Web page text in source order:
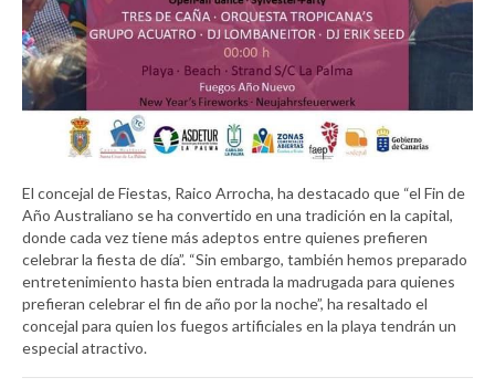
El concejal de Fiestas, Raico Arrocha, ha destacado que “el Fin de
Año Australiano se ha convertido en una tradición en la capital,
donde cada vez tiene más adeptos entre quienes prefieren
celebrar la fiesta de día”. “Sin embargo, también hemos preparado
entretenimiento hasta bien entrada la madrugada para quienes
prefieran celebrar el fin de año por la noche”, ha resaltado el
concejal para quien los fuegos artificiales en la playa tendrán un
especial atractivo.